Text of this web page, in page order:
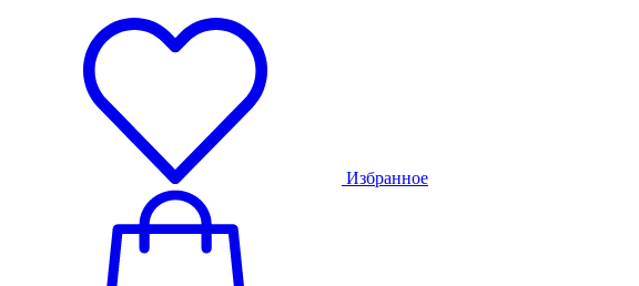
Избранное